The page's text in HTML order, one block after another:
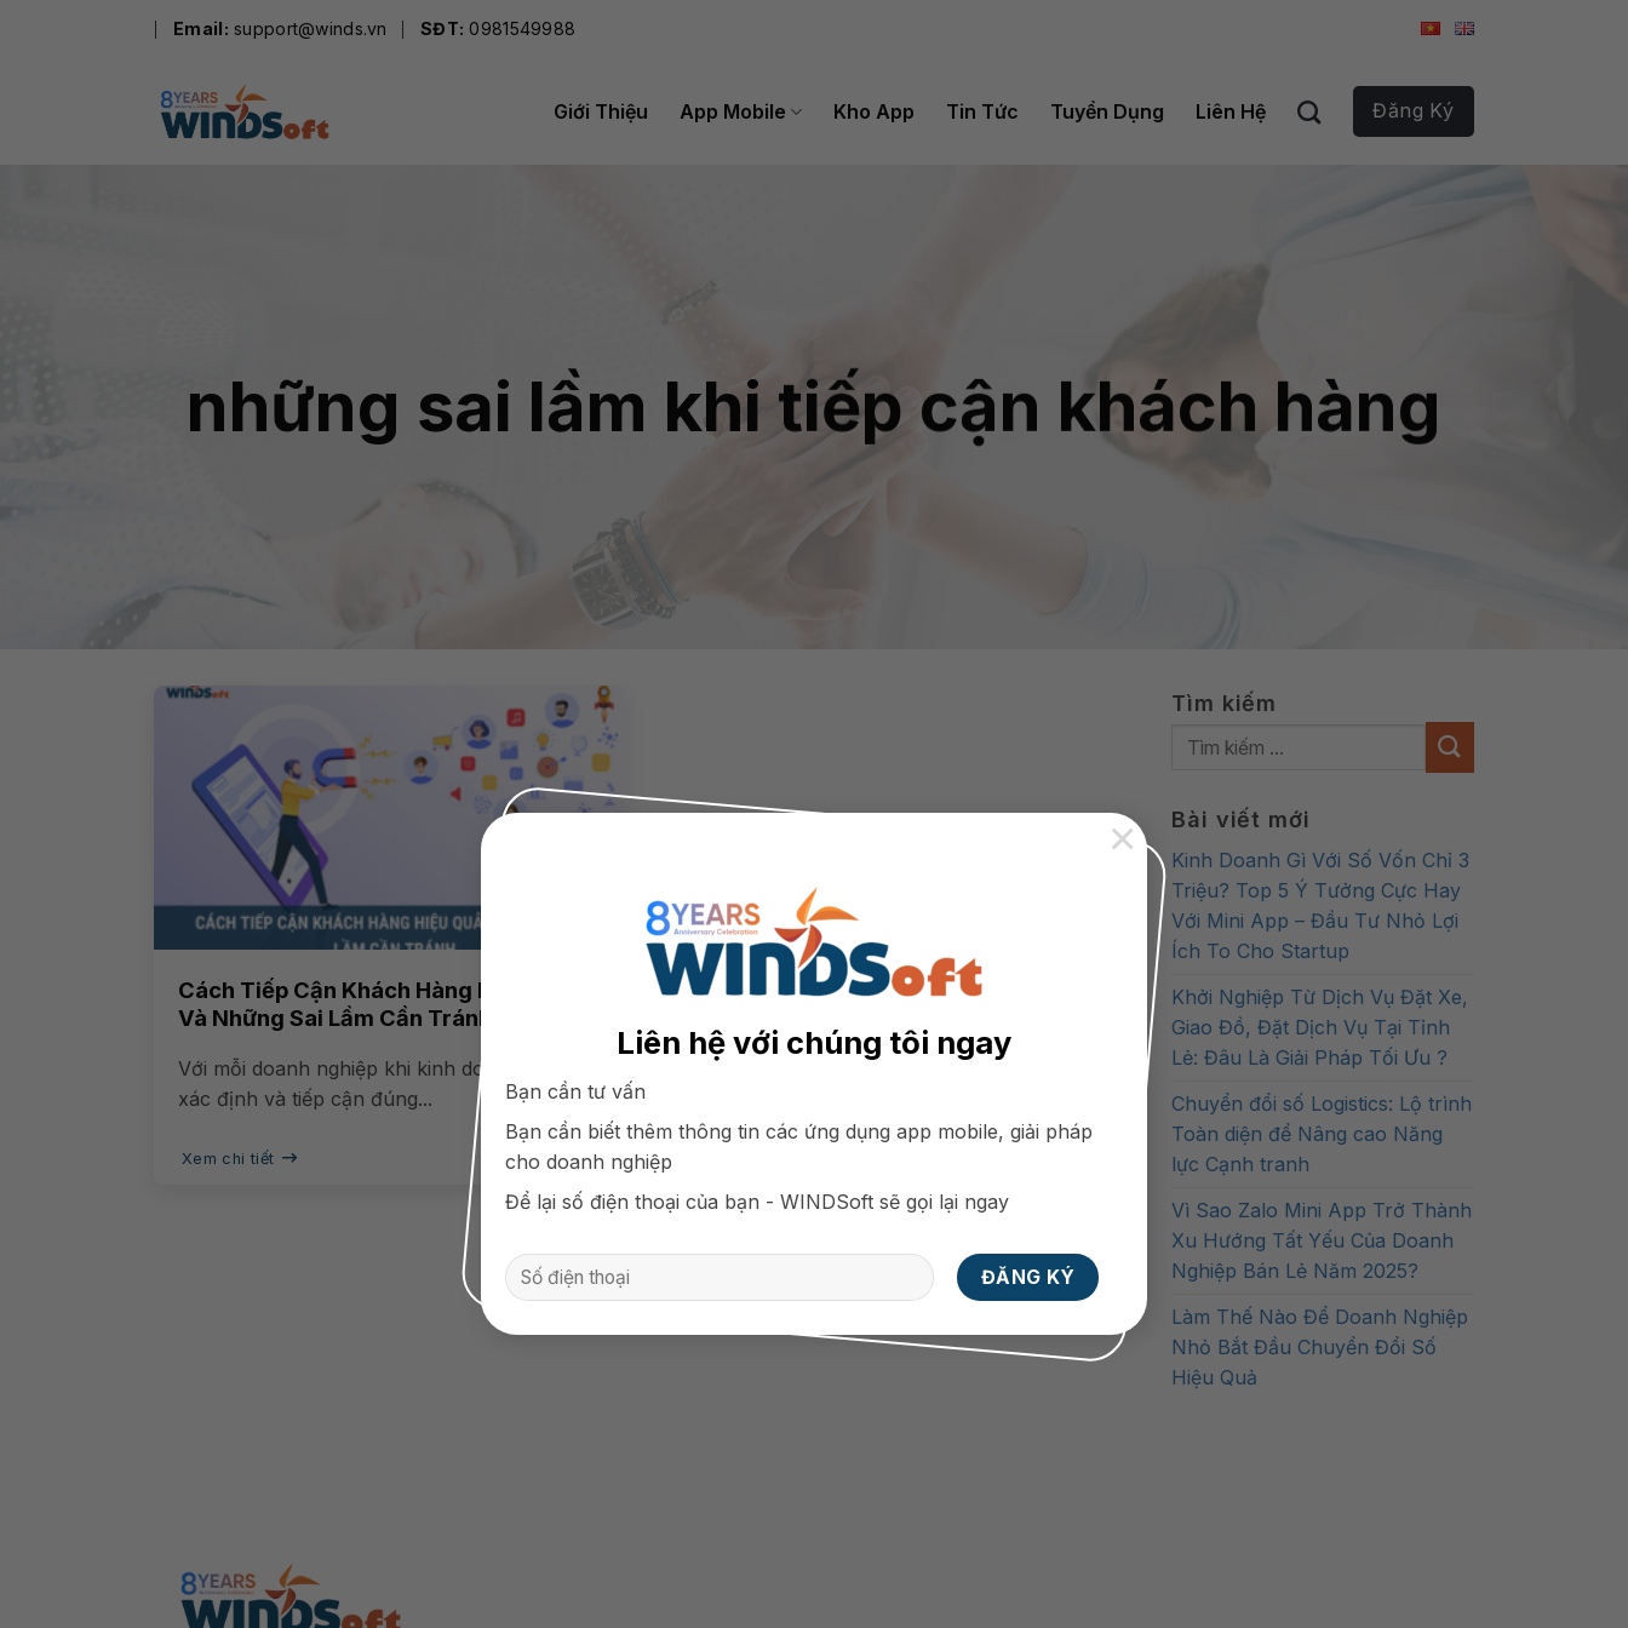
Liên hệ với chúng tôi ngay
Bạn cần tư vấn
Bạn cần biết thêm thông tin các ứng dụng app mobile, giải pháp
cho doanh nghiệp
Để lại số điện thoại của bạn - WINDSoft sẽ gọi lại ngay
×
SĐT: 0981549988
Email: support@winds.vn
Giới Thiệu App Mobile Kho App Tin Tức Tuyển Dụng Liên Hệ Đăng Ký
những sai lầm khi tiếp cận khách hàng
Cách Tiếp Cận Khách Hàng Hiệu Quả
Và Những Sai Lầm Cần Tránh
Với mỗi doanh nghiệp khi kinh doanh thì việc
xác định và tiếp cận đúng...
Xem chi tiết
Tìm kiếm
Bài viết mới
Kinh Doanh Gì Với Số Vốn Chỉ 3
Triệu? Top 5 Ý Tưởng Cực Hay
Với Mini App – Đầu Tư Nhỏ Lợi
Ích To Cho Startup
Khởi Nghiệp Từ Dịch Vụ Đặt Xe,
Giao Đồ, Đặt Dịch Vụ Tại Tỉnh
Lẻ: Đâu Là Giải Pháp Tối Ưu ?
Chuyển đổi số Logistics: Lộ trình
Toàn diện để Nâng cao Năng
lực Cạnh tranh
Vì Sao Zalo Mini App Trở Thành
Xu Hướng Tất Yếu Của Doanh
Nghiệp Bán Lẻ Năm 2025?
Làm Thế Nào Để Doanh Nghiệp
Nhỏ Bắt Đầu Chuyển Đổi Số
Hiệu Quả